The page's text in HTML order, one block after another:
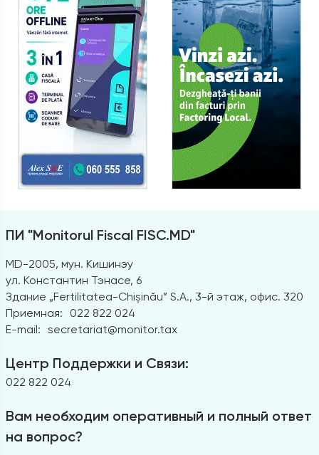
ПИ "Monitorul Fiscal FISC.MD"
MD-2005, мун. Кишинэу
ул. Константин Тэнасе, 6
Здание „Fertilitatea-Chișinău” S.A., 3-й этаж, офис. 320
Приемная:
022 822 024
E-mail: secretariat@monitor.tax
Центр Поддержки и Связи:
022 822 024
Вам необходим оперативный и полный ответ
на вопрос?